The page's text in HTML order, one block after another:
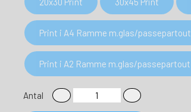
Print i A4 Ramme m.glas/passepartout
Print i A2 Ramme m.glas/passepartout
Antal